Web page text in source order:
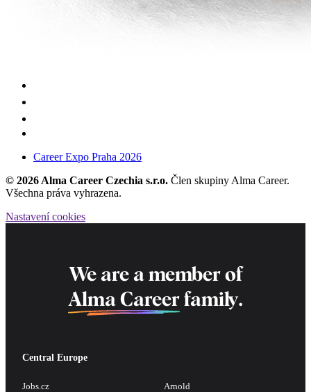
Career Expo Praha 2026
© 2026 Alma Career Czechia s.r.o. Člen skupiny Alma Career.
Všechna práva vyhrazena.
Nastavení cookies
We are a member of
Alma Career family.
Central Europe
Jobs.cz
Arnold